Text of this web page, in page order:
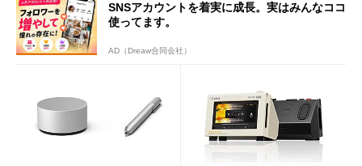
SNSアカウントを着実に成長。実はみんなココ
使ってます。
AD（Dreaw合同会社）